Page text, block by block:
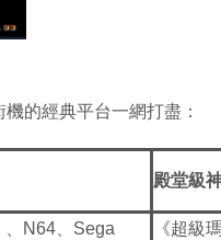
的經典平台一網打盡：
殿堂級
N64、Sega
《超級